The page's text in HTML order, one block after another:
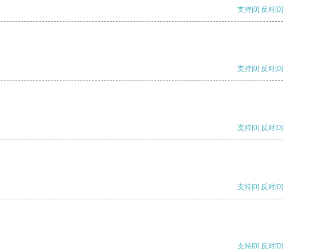
支持[0] 反对[0]
支持[0] 反对[0]
支持[0] 反对[0]
支持[0] 反对[0]
支持[0] 反对[0]